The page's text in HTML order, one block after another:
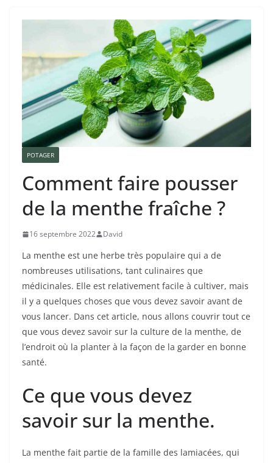
POTAGER
Comment faire pousser
de la menthe fraîche ?
16 septembre 2022 David
La menthe est une herbe très populaire qui a de
nombreuses utilisations, tant culinaires que
médicinales. Elle est relativement facile à cultiver, mais
il y a quelques choses que vous devez savoir avant de
vous lancer. Dans cet article, nous allons couvrir tout ce
que vous devez savoir sur la culture de la menthe, de
l’endroit où la planter à la façon de la garder en bonne
santé.
Ce que vous devez
savoir sur la menthe.
La menthe fait partie de la famille des lamiacées, qui